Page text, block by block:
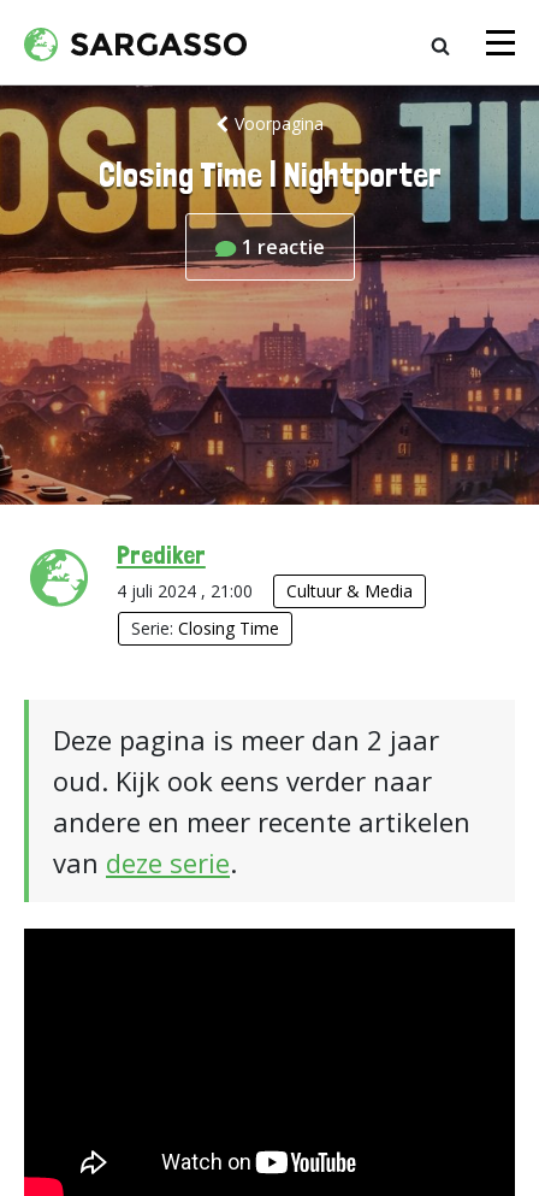
Voorpagina
Closing Time | Nightporter
1 reactie
Prediker
4 juli 2024 , 21:00
Cultuur & Media
Serie: Closing Time
Deze pagina is meer dan 2 jaar
oud. Kijk ook eens verder naar
andere en meer recente artikelen
van deze serie.